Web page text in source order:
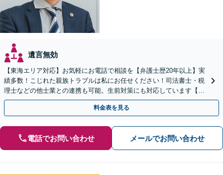
遺言無効
【東海エリア対応】お気軽にお電話で相談を【弁護士歴20年以上】実
績多数！こじれた親族トラブルは私にお任せください！司法書士・税
理士などの他士業との連携も可能。生前対策にも対応しています【夜
間・休日面談可】【完全個室・秘密厳守】
料金表を見る
電話でお問い合わせ メールでお問い合わせ